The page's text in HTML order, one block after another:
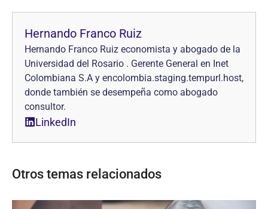
Hernando Franco Ruiz
Hernando Franco Ruiz economista y abogado de la
Universidad del Rosario . Gerente General en Inet
Colombiana S.A y encolombia.staging.tempurl.host,
donde también se desempeña como abogado
consultor.
LinkedIn
Otros temas relacionados